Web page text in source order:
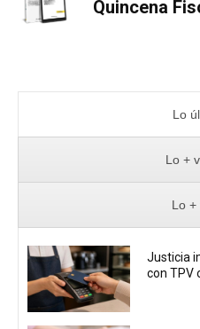
Quincena
Lo
Lo +
Lo +
Justicia
con TPV